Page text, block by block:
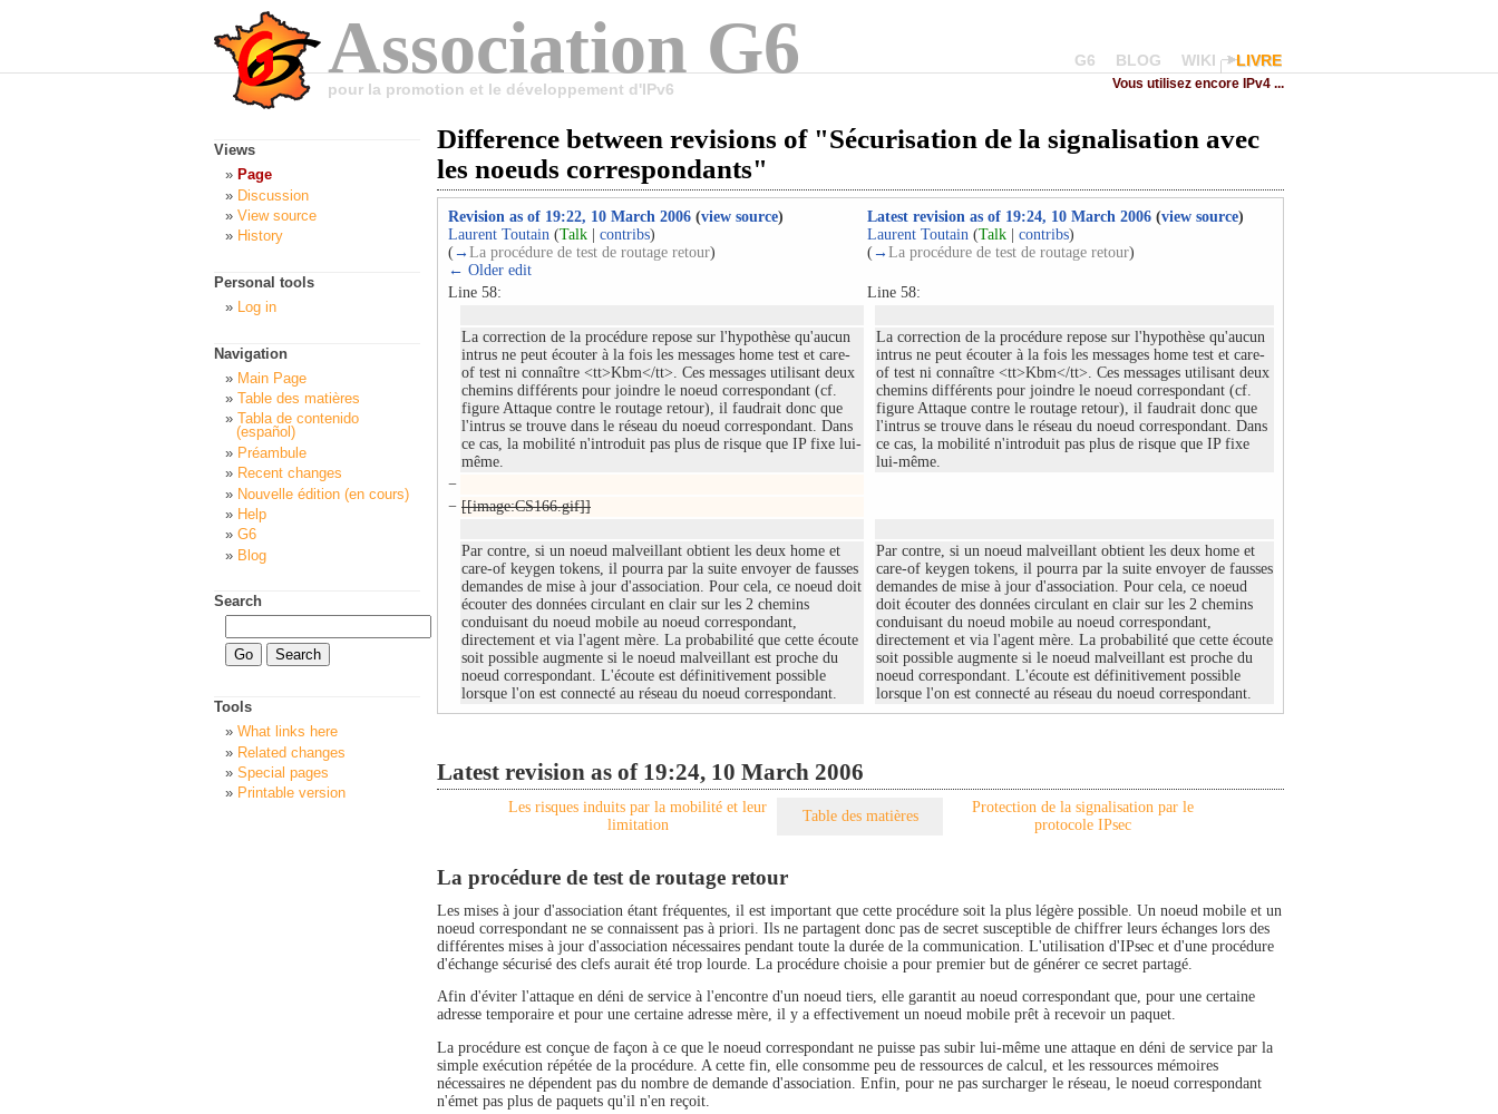
Association G6
pour la promotion et le développement d'IPv6
G6 BLOG WIKI LIVRE
Vous utilisez encore IPv4 ...
Difference between revisions of "Sécurisation de la signalisation avec
les noeuds correspondants"
Revision as of 19:22, 10 March 2006 (view source)
Laurent Toutain (Talk contribs)
(→ La procédure de test de routage retour)
← Older edit
Latest revision as of 19:24, 10 March 2006 (view source)
Laurent Toutain (Talk contribs)
(→ La procédure de test de routage retour)
Line 58: Line 58:
La correction de la procédure repose sur l'hypothèse qu'aucun
intrus ne peut écouter à la fois les messages home test et care-
of test ni connaître <tt>Kbm</tt>. Ces messages utilisant deux
chemins différents pour joindre le noeud correspondant (cf.
figure Attaque contre le routage retour), il faudrait donc que
l'intrus se trouve dans le réseau du noeud correspondant. Dans
ce cas, la mobilité n'introduit pas plus de risque que IP fixe lui-
même.
La correction de la procédure repose sur l'hypothèse qu'aucun
intrus ne peut écouter à la fois les messages home test et care-
of test ni connaître <tt>Kbm</tt>. Ces messages utilisant deux
chemins différents pour joindre le noeud correspondant (cf.
figure Attaque contre le routage retour), il faudrait donc que
l'intrus se trouve dans le réseau du noeud correspondant. Dans
ce cas, la mobilité n'introduit pas plus de risque que IP fixe
lui-même.
−
− [[image:CS166.gif]]
Par contre, si un noeud malveillant obtient les deux home et
care-of keygen tokens, il pourra par la suite envoyer de fausses
demandes de mise à jour d'association. Pour cela, ce noeud doit
écouter des données circulant en clair sur les 2 chemins
conduisant du noeud mobile au noeud correspondant,
directement et via l'agent mère. La probabilité que cette écoute
soit possible augmente si le noeud malveillant est proche du
noeud correspondant. L'écoute est définitivement possible
lorsque l'on est connecté au réseau du noeud correspondant.
Par contre, si un noeud malveillant obtient les deux home et
care-of keygen tokens, il pourra par la suite envoyer de fausses
demandes de mise à jour d'association. Pour cela, ce noeud
doit écouter des données circulant en clair sur les 2 chemins
conduisant du noeud mobile au noeud correspondant,
directement et via l'agent mère. La probabilité que cette écoute
soit possible augmente si le noeud malveillant est proche du
noeud correspondant. L'écoute est définitivement possible
lorsque l'on est connecté au réseau du noeud correspondant.
Latest revision as of 19:24, 10 March 2006
Les risques induits par la mobilité et leur
limitation
Table des matières
Protection de la signalisation par le
protocole IPsec
La procédure de test de routage retour
Les mises à jour d'association étant fréquentes, il est important que cette procédure soit la plus légère possible. Un noeud mobile et un
noeud correspondant ne se connaissent pas à priori. Ils ne partagent donc pas de secret susceptible de chiffrer leurs échanges lors des
différentes mises à jour d'association nécessaires pendant toute la durée de la communication. L'utilisation d'IPsec et d'une procédure
d'échange sécurisé des clefs aurait été trop lourde. La procédure choisie a pour premier but de générer ce secret partagé.
Afin d'éviter l'attaque en déni de service à l'encontre d'un noeud tiers, elle garantit au noeud correspondant que, pour une certaine
adresse temporaire et pour une certaine adresse mère, il y a effectivement un noeud mobile prêt à recevoir un paquet.
La procédure est conçue de façon à ce que le noeud correspondant ne puisse pas subir lui-même une attaque en déni de service par la
simple exécution répétée de la procédure. A cette fin, elle consomme peu de ressources de calcul, et les ressources mémoires
nécessaires ne dépendent pas du nombre de demande d'association. Enfin, pour ne pas surcharger le réseau, le noeud correspondant
n'émet pas plus de paquets qu'il n'en reçoit.
Views
Page
Discussion
View source
History
Personal tools
Log in
Navigation
Main Page
Table des matières
Tabla de contenido
(español)
Préambule
Recent changes
Nouvelle édition (en cours)
Help
G6
Blog
Search
Tools
What links here
Related changes
Special pages
Printable version